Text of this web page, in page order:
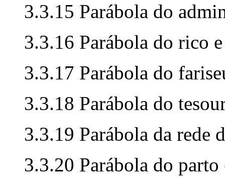
3.3.15 Parábola do
3.3.16 Parábola do rico
3.3.17 Parábola do
3.3.18 Parábola do
3.3.19 Parábola da rede
3.3.20 Parábola do